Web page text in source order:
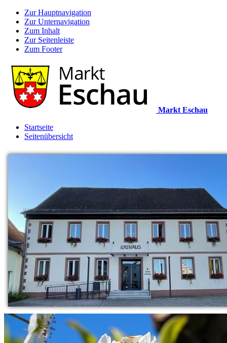
Zur Hauptnavigation
Zur Unternavigation
Zum Inhalt
Zur Seitenleiste
Zum Footer
Markt Eschau
Startseite
Seitenübersicht